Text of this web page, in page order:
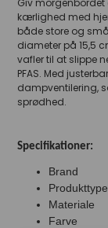
kærlighed med
både store og
diameter på 15,5
vafler til at slippe
PFAS. Med
dampventilering,
sprødhed.
Specifikationer:
Brand
Farve